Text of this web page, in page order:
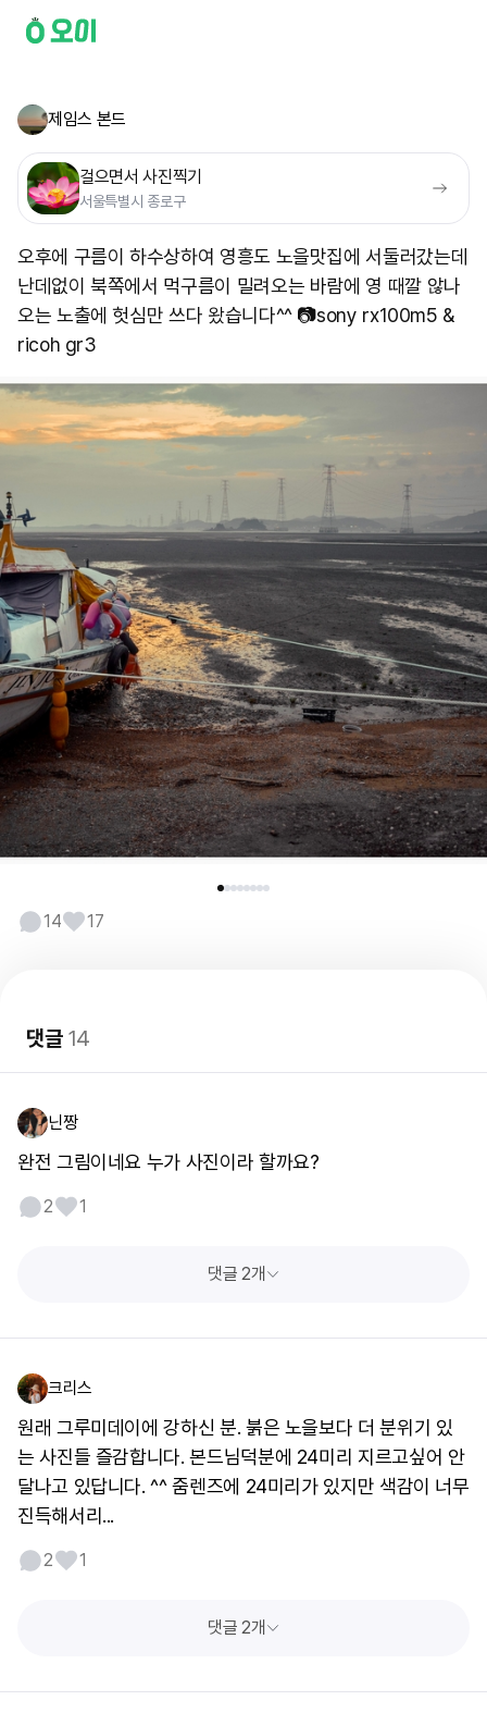
제임스 본드
걸으면서 사진찍기
서울특별시 종로구
오후에 구름이 하수상하여 영흥도 노을맛집에 서둘러갔는데
난데없이 북쪽에서 먹구름이 밀려오는 바람에 영 때깔 않나
오는 노출에 헛심만 쓰다 왔습니다^^ 📷sony rx100m5 &
ricoh gr3
14 17
댓글14
닌짱
완전 그림이네요 누가 사진이라 할까요?
2 1
댓글 2개
크리스
원래 그루미데이에 강하신 분. 붉은 노을보다 더 분위기 있
는 사진들 즐감합니다. 본드님덕분에 24미리 지르고싶어 안
달나고 있답니다. ^^ 줌렌즈에 24미리가 있지만 색감이 너무
진득해서리...
2 1
댓글 2개